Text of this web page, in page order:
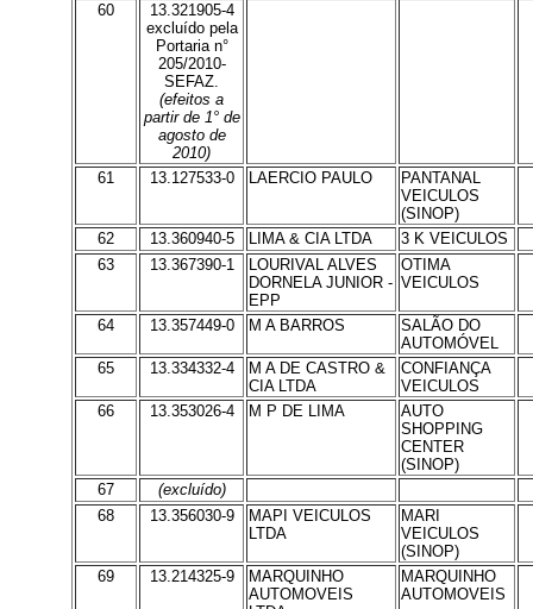
60
13.321905-4
excluído pela
Portaria n°
205/2010-
SEFAZ.
(efeitos a
partir de 1° de
agosto de
2010)
61
13.127533-0 LAERCIO PAULO
PANTANAL
VEICULOS
(SINOP)
62
13.360940-5 LIMA & CIA LTDA
3 K VEICULOS
63
13.367390-1
LOURIVAL ALVES
DORNELA JUNIOR -
EPP
OTIMA
VEICULOS
64 13.357449-0 M A BARROS
SALÃO DO
AUTOMÓVEL
65
13.334332-4
M A DE CASTRO &
CIA LTDA
CONFIANÇA
VEICULOS
66
13.353026-4 M P DE LIMA
AUTO
SHOPPING
CENTER
(SINOP)
67
(excluído)
68
13.356030-9
MAPI VEICULOS
LTDA
MARI
VEICULOS
(SINOP)
69
13.214325-9
MARQUINHO
AUTOMOVEIS
MARQUINHO
AUTOMOVEIS